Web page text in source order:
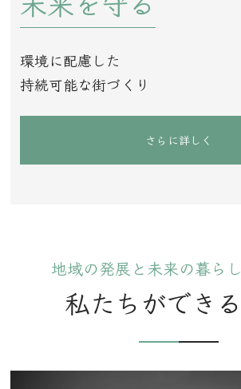
環境に配慮した
持続可能な街づくり
さらに詳しく
地域の発展と未来の暮ら
私たちができ